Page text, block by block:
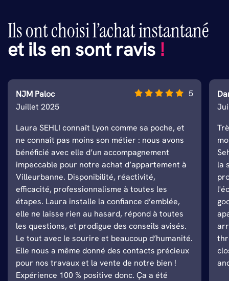
Ils ont choisi l’achat instantané
et ils en sont ravis !
NJM Paloc
Juillet 2025
5
Laura SEHLI connaît Lyon comme sa poche, et
ne connaît pas moins son métier : nous avons
bénéficié avec elle d’un accompagnement
impeccable pour notre achat d’appartement à
Villeurbanne. Disponibilité, réactivité,
efficacité, professionnalisme à toutes les
étapes. Laura installe la confiance d’emblée,
elle ne laisse rien au hasard, répond à toutes
les questions, et prodigue des conseils avisés.
Le tout avec le sourire et beaucoup d’humanité.
Elle nous a même donné des contacts précieux
pour nos travaux et la vente de notre bien !
Expérience 100 % positive donc. Ça a été
la